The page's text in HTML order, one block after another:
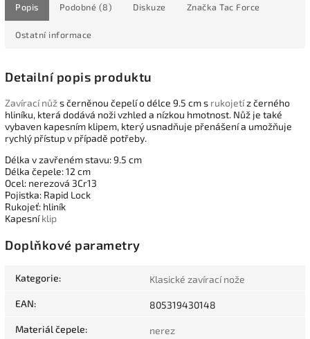
Popis Podobné (8) Diskuze Značka Tac Force
Ostatní informace
Detailní popis produktu
Zavírací nůžs černěnou čepelí o délce 9.5 cm s rukojetíz černého
hliníku, která dodává noži vzhled a nízkou hmotnost. Nůž je také
vybaven kapesním klipem, který usnadňuje přenášení a umožňuje
rychlý přístup v případě potřeby.
Délka v zavřeném stavu: 9.5 cm
Délka čepele: 12 cm
Ocel: nerezová 3Cr13
Pojistka: Rapid Lock
Rukojeť: hliník
Kapesníklip
Doplňkové parametry
Kategorie: Klasické zavírací nože
EAN: 805319430148
Materiál čepele: nerez